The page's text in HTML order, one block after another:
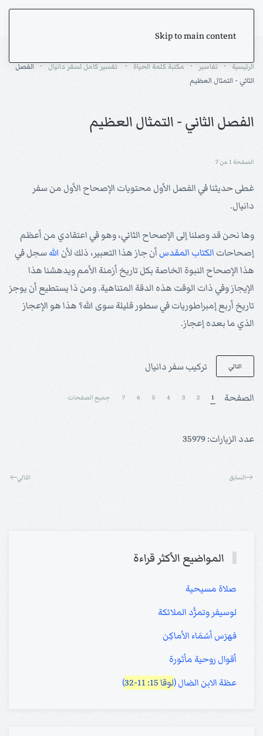
Skip to main content
الرئيسية تفاسير مكتبة كلمة الحياة تفسير كامل لسفر دانيال
الفصل
الثاني - التمثال العظيم
الفصل الثاني - التمثال العظيم
الصفحة 1 من 7
غطى حديثنا في الفصل الأول محتويات الإصحاح الأول من سفر
دانيال.
وها نحن قد وصلنا إلى الإصحاح الثاني، وهو في اعتقادي من أعظم
إصحاحات الكتاب المقدس أن جاز هذا التعبير، ذلك لأن اللهسجل في
هذا الإصحاح النبوة الخاصة بكل تاريخ أزمنة الأمم ويدهشنا هذا
الإيجاز وفي ذات الوقت هذه الدقة المتناهية. ومن ذا يستطيع أن يوجز
تاريخ أربع إمبراطوريات في سطور قليلة سوى الله؟ هذا هو الإعجاز
الذي ما بعده إعجاز.
التالي تركيب سفر دانيال
الصفحة 1
2
3
4
5
6
7 جميع الصفحات
عدد الزيارات: 35979
السابق التالي
المواضيع الأكثر قراءة
صلاة مسيحية
لوسيفر وتمرُّد الملائكة
فهرَس أسْمَاء الأماكِن
أقوال روحية مأثورة
عظة الابن الضال (لوقا 15: 11-32 )